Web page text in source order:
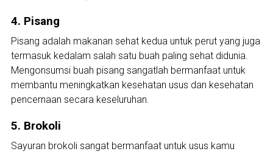
4. Pisang
Pisang adalah makanan sehat kedua untuk perut yang juga
termasuk kedalam salah satu buah paling sehat didunia.
Mengonsumsi buah pisang sangatlah bermanfaat untuk
membantu meningkatkan kesehatan usus dan kesehatan
pencernaan secara keseluruhan.
5. Brokoli
Sayuran brokoli sangat bermanfaat untuk usus kamu